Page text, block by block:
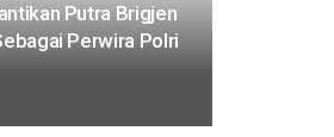
Putra Brigjen
Perwira Polri